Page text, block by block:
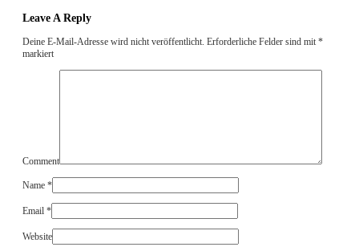
Leave A Reply
Deine E-Mail-Adresse wird nicht veröffentlicht. Erforderliche Felder sind mit *
markiert
Comment
Name *
Email *
Website